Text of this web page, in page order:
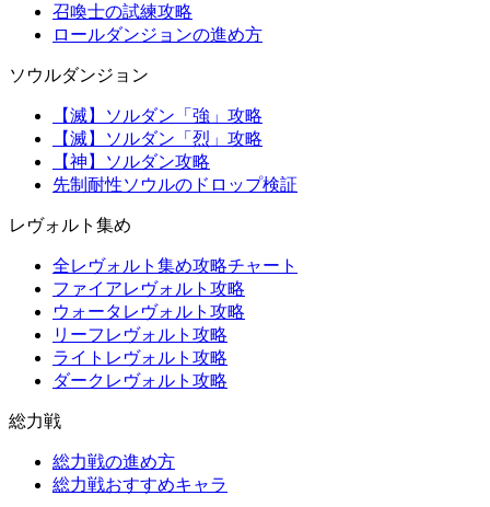
召喚士の試練攻略
ロールダンジョンの進め方
ソウルダンジョン
【滅】ソルダン「強」攻略
【滅】ソルダン「烈」攻略
【神】ソルダン攻略
先制耐性ソウルのドロップ検証
レヴォルト集め
全レヴォルト集め攻略チャート
ファイアレヴォルト攻略
ウォータレヴォルト攻略
リーフレヴォルト攻略
ライトレヴォルト攻略
ダークレヴォルト攻略
総力戦
総力戦の進め方
総力戦おすすめキャラ